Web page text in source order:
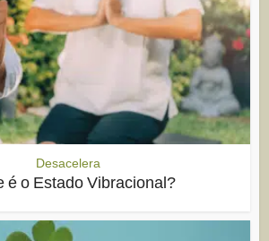
Desacelera
é o Estado Vibracional?